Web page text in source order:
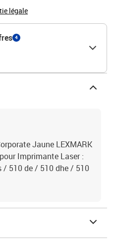
légale
4
Jaune LEXMARK
Imprimante Laser :
/ 510 de / 510 dhe / 510